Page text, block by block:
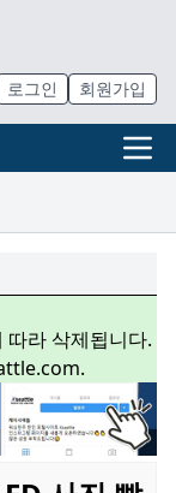
로그인 회원가입
따라 삭제됩니다.